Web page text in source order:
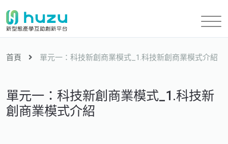
首頁 單元一：科技新創商業模式_1.科技新創商業模式介紹
單元一：科技新創商業模式_1.科技新
創商業模式介紹